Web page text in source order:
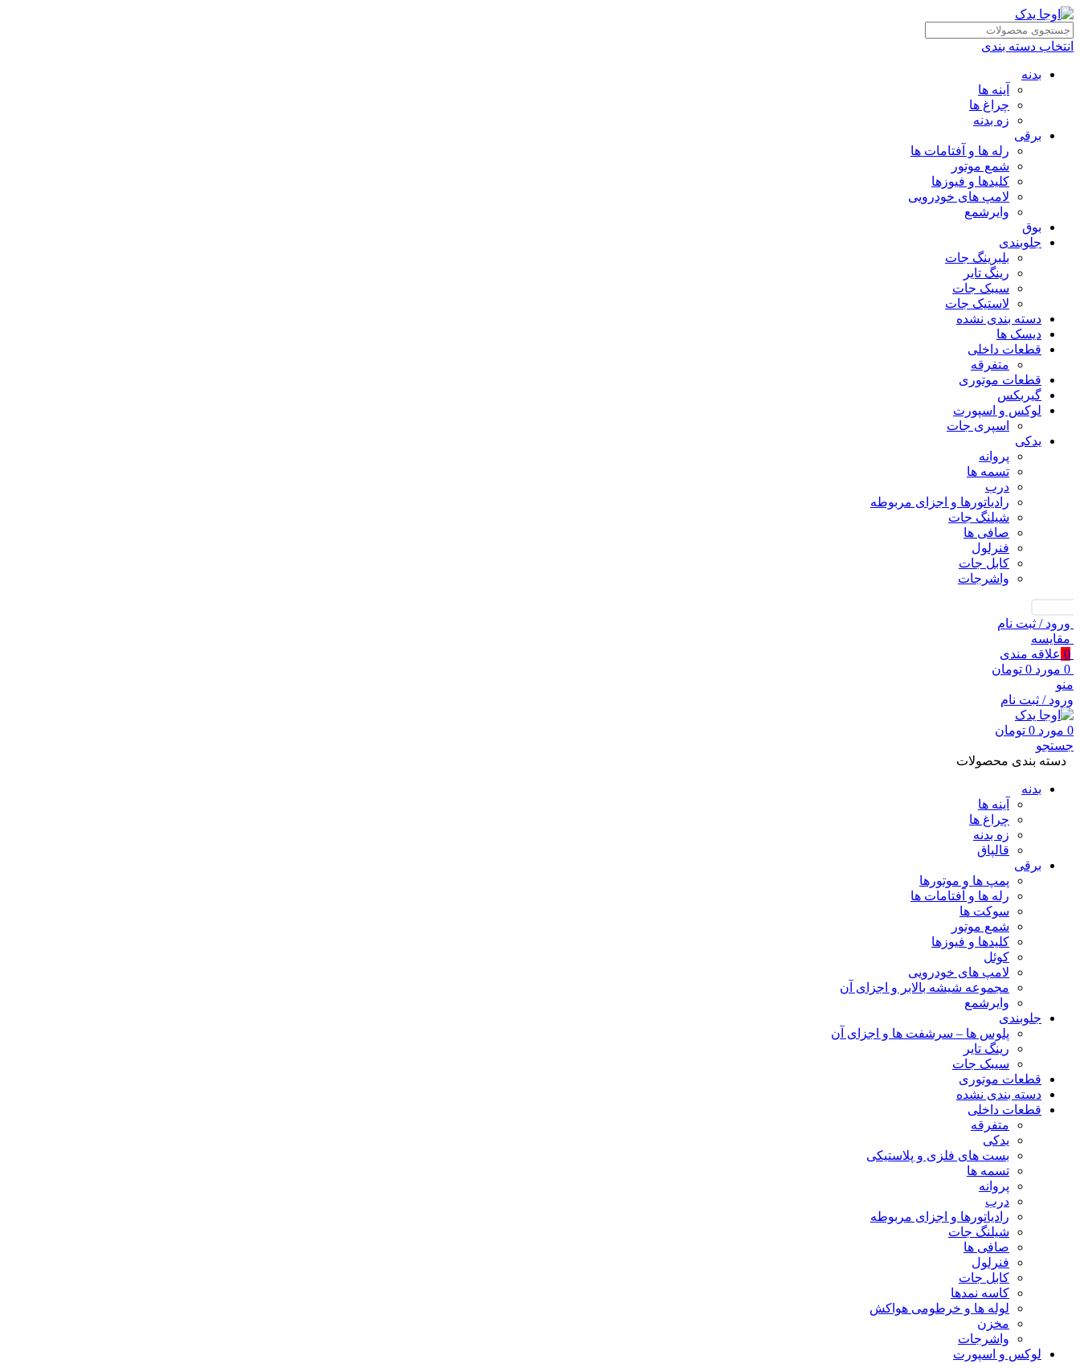
انتخاب دسته بندی
بدنه
آینه ها
چراغ ها
زه بدنه
برقی
رله ها و آفتامات ها
شمع موتور
کلیدها و فیوزها
لامپ های خودرویی
وایرشمع
بوق
جلوبندی
بلبرینگ جات
رینگ تایر
سیبک جات
لاستیک جات
دسته بندی نشده
دیسک ها
قطعات داخلی
متفرقه
قطعات موتوری
گیربکس
لوکس و اسپورت
اسپری جات
یدکی
پروانه
تسمه ها
درب
رادیاتورها و اجزای مربوطه
شیلنگ جات
صافی ها
فنرلول
کابل جات
واشرجات
ورود / ثبت نام
مقايسه
0 علاقه مندی
0 مورد 0 تومان
منو
ورود / ثبت نام
0 مورد 0 تومان
جستجو
دسته بندی محصولات
بدنه
آینه ها
چراغ ها
زه بدنه
قالپاق
برقی
پمپ ها و موتورها
رله ها و آفتامات ها
سوکت ها
شمع موتور
کلیدها و فیوزها
کوئل
لامپ های خودرویی
مجموعه شیشه بالابر و اجزای آن
وایرشمع
جلوبندی
پلوس ها – سرشفت ها و اجزای آن
رینگ تایر
سیبک جات
قطعات موتوری
دسته بندی نشده
قطعات داخلی
متفرقه
یدکی
بست های فلزی و پلاستیکی
تسمه ها
پروانه
درب
رادیاتورها و اجزای مربوطه
شیلنگ جات
صافی ها
فنرلول
کابل جات
کاسه نمدها
لوله ها و خرطومی هواکش
مخزن
واشرجات
لوکس و اسپورت